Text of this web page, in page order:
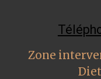
Zone